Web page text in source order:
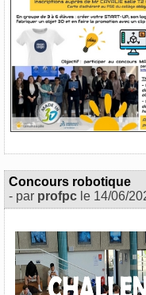
Concours robotique
- par profpc le 14/06/